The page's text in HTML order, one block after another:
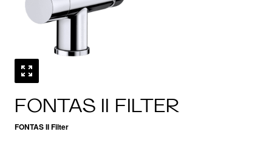
FONTAS II FILTER
FONTAS II Filter
1 0